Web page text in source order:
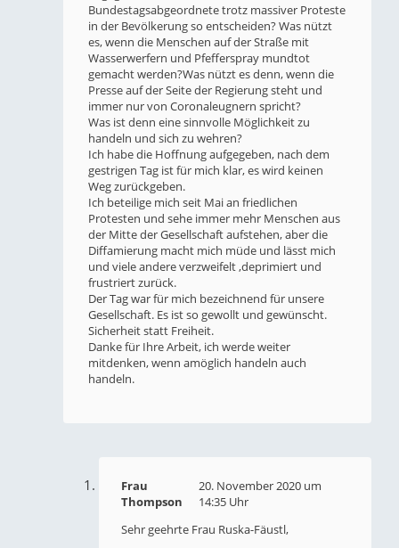
Bundestagsabgeordnete trotz massiver Proteste
in der Bevölkerung so entscheiden? Was nützt
es, wenn die Menschen auf der Straße mit
Wasserwerfern und Pfefferspray mundtot
gemacht werden?Was nützt es denn, wenn die
Presse auf der Seite der Regierung steht und
immer nur von Coronaleugnern spricht?
Was ist denn eine sinnvolle Möglichkeit zu
handeln und sich zu wehren?
Ich habe die Hoffnung aufgegeben, nach dem
gestrigen Tag ist für mich klar, es wird keinen
Weg zurückgeben.
Ich beteilige mich seit Mai an friedlichen
Protesten und sehe immer mehr Menschen aus
der Mitte der Gesellschaft aufstehen, aber die
Diffamierung macht mich müde und lässt mich
und viele andere verzweifelt ,deprimiert und
frustriert zurück.
Der Tag war für mich bezeichnend für unsere
Gesellschaft. Es ist so gewollt und gewünscht.
Sicherheit statt Freiheit.
Danke für Ihre Arbeit, ich werde weiter
mitdenken, wenn amöglich handeln auch
handeln.
Frau
Thompson
20. November 2020 um
14:35 Uhr
Sehr geehrte Frau Ruska-Fäustl,